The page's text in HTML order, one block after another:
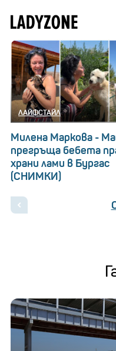
ЛАЙФСТАЙЛ
Милена Маркова -
прегръща бебета
храни лами в Бургас
(СНИМКИ)